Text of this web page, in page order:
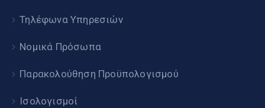
Τηλέφωνα Υπηρεσιών
Νομικά Πρόσωπα
Παρακολούθηση Προϋπολογισμού
Ισολογισμοί